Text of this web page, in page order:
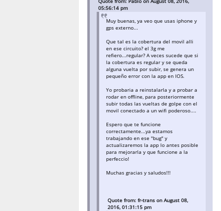
05:56:14 pm
Muy buenas, ya veo que usas iphone y
gps externo...
Que tal es la cobertura del movil alli
en ese circuito? el 3g me
refiero...regular? A veces sucede que si
la cobertura es regular y se queda
alguna vuelta por subir, se genera un
pequeño error con la app en IOS.
Yo probaria a reinstalarla y a probar a
rodar en offline, para posteriormente
subir todas las vueltas de golpe con el
movil conectado a un wifi poderoso....
Espero que te funcione
correctamente...ya estamos
trabajando en ese "bug" y
actualizaremos la app lo antes posible
para mejorarla y que funcione a la
perfeccio!
Muchas gracias y saludos!!!
Quote from: fr-trans on August 08,
2016, 01:31:15 pm